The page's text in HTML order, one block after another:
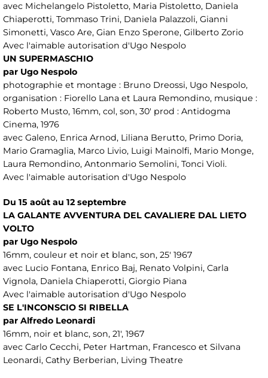
avec Michelangelo Pistoletto, Maria Pistoletto, Daniela
Chiaperotti, Tommaso Trini, Daniela Palazzoli, Gianni
Simonetti, Vasco Are, Gian Enzo Sperone, Gilberto Zorio
Avec l'aimable autorisation d'Ugo Nespolo
UN SUPERMASCHIO
par Ugo Nespolo
photographie et montage : Bruno Dreossi, Ugo Nespolo,
organisation : Fiorello Lana et Laura Remondino, musique :
Roberto Musto, 16mm, col, son, 30' prod : Antidogma
Cinema, 1976
avec Galeno, Enrica Arnod, Liliana Berutto, Primo Doria,
Mario Gramaglia, Marco Livio, Luigi Mainolfi, Mario Monge,
Laura Remondino, Antonmario Semolini, Tonci Violi.
Avec l'aimable autorisation d'Ugo Nespolo
Du 15 août au 12 septembre
LA GALANTE AVVENTURA DEL CAVALIERE DAL LIETO
VOLTO
par Ugo Nespolo
16mm, couleur et noir et blanc, son, 25' 1967
avec Lucio Fontana, Enrico Baj, Renato Volpini, Carla
Vignola, Daniela Chiaperotti, Giorgio Piana
Avec l'aimable autorisation d'Ugo Nespolo
SE L'INCONSCIO SI RIBELLA
par Alfredo Leonardi
16mm, noir et blanc, son, 21', 1967
avec Carlo Cecchi, Peter Hartman, Francesco et Silvana
Leonardi, Cathy Berberian, Living Theatre